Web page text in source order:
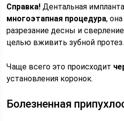
Справка! Дентальная
многоэтапная процедура,
разрезание десны и
целью вживить зубной протез.
Чаще всего это происходит
установления коронок.
Болезненная